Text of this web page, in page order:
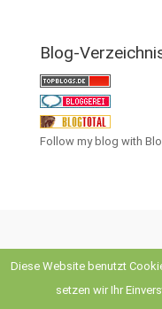
Blog-
Follow my blog with
theme by
Diese Website benutzt
setzen wir Ihr